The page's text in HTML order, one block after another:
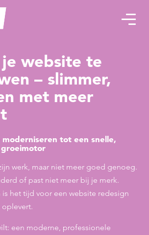
website te
– slimmer,
met meer
tot een snelle,
werk, maar niet meer goed genoeg.
of past niet meer bij je merk.
is het tijd voor een website redesign
oplevert.
een moderne, professionele